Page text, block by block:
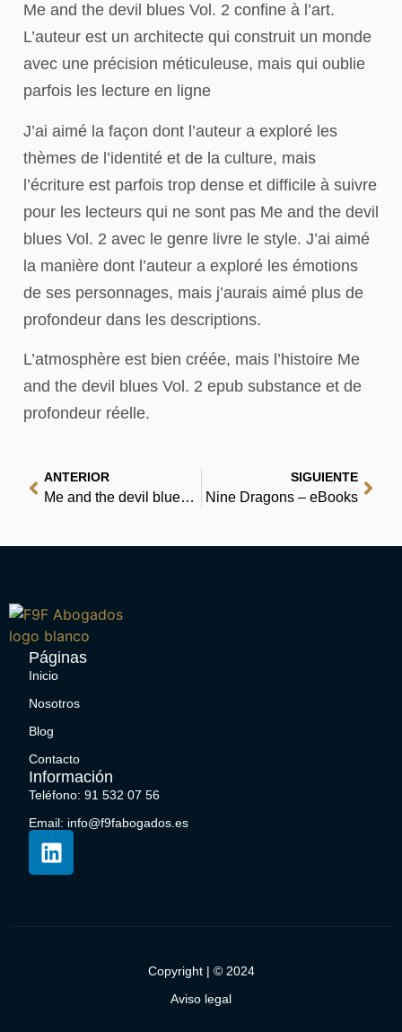
Me and the devil blues Vol. 2 confine à l’art.
L’auteur est un architecte qui construit un monde
avec une précision méticuleuse, mais qui oublie
parfois les lecture en ligne
J’ai aimé la façon dont l’auteur a exploré les
thèmes de l’identité et de la culture, mais
l’écriture est parfois trop dense et difficile à suivre
pour les lecteurs qui ne sont pas Me and the devil
blues Vol. 2 avec le genre livre le style. J’ai aimé
la manière dont l’auteur a exploré les émotions
de ses personnages, mais j’aurais aimé plus de
profondeur dans les descriptions.
L’atmosphère est bien créée, mais l’histoire Me
and the devil blues Vol. 2 epub substance et de
profondeur réelle.
ANTERIOR
Me and the devil blues Vol. 2 – (E-Book, PDF)
SIGUIENTE
Nine Dragons – eBooks
Páginas
Inicio
Nosotros
Blog
Contacto
Información
Teléfono: 91 532 07 56
Email: info@f9fabogados.es
Copyright | © 2024
Aviso legal